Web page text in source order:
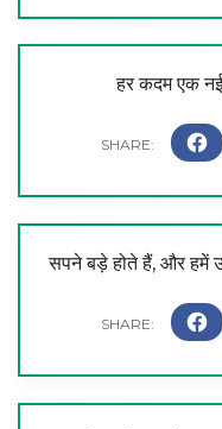
हर कदम एक
सपने बड़े होते हैं, और हमें